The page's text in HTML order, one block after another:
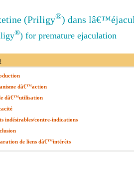
(Priligy®) dans
®) for premature ejaculation
dâ€™action
dâ€™utilisation
indésirables/contre-indications
de liens dâ€™intérêts